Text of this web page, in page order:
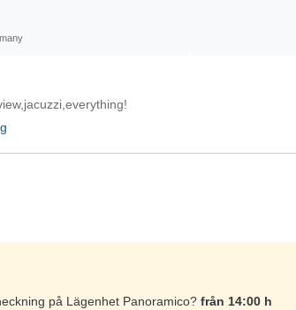
på Lägenhet Panoramico? från 14:00 h